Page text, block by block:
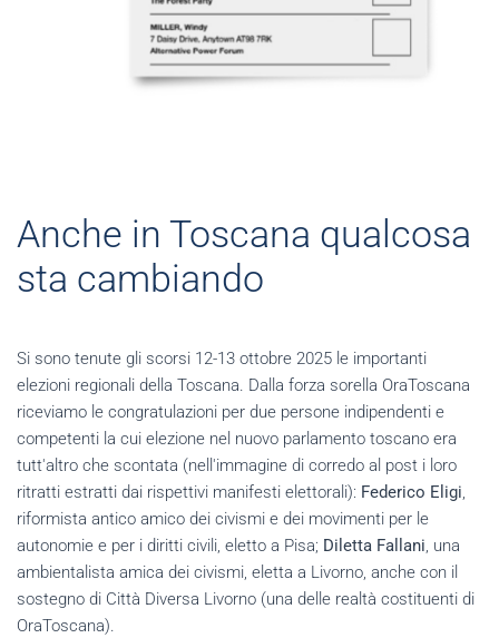
Anche in Toscana qualcosa
sta cambiando
Si sono tenute gli scorsi 12-13 ottobre 2025 le importanti
elezioni regionali della Toscana. Dalla forza sorella OraToscana
riceviamo le congratulazioni per due persone indipendenti e
competenti la cui elezione nel nuovo parlamento toscano era
tutt'altro che scontata (nell'immagine di corredo al post i loro
ritratti estratti dai rispettivi manifesti elettorali): Federico Eligi,
riformista antico amico dei civismi e dei movimenti per le
autonomie e per i diritti civili, eletto a Pisa; Diletta Fallani, una
ambientalista amica dei civismi, eletta a Livorno, anche con il
sostegno di Città Diversa Livorno (una delle realtà costituenti di
OraToscana).